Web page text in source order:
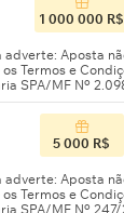
1 000 000 R$
5 000 R$